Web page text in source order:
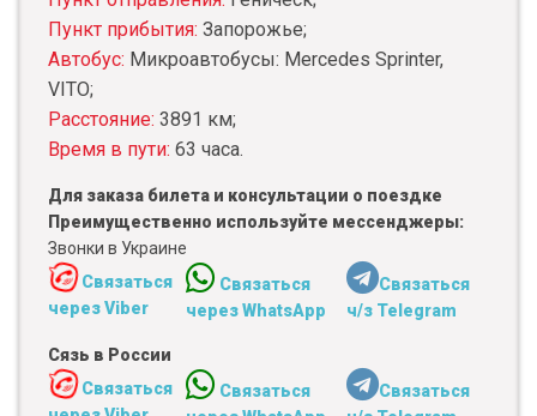
Пункт прибытия: Запорожье;
Автобус: Микроавтобусы: Mercedes Sprinter,
VITO;
Расстояние: 3891 км;
Время в пути: 63 часа.
Для заказа билета и консультации о поездке
Преимущественно используйте мессенджеры:
Звонки в Украине
Связаться
через Viber
Связаться
через WhatsApp
Связаться
ч/з Telegram
Сязь в России
Связаться
Связаться
Связаться